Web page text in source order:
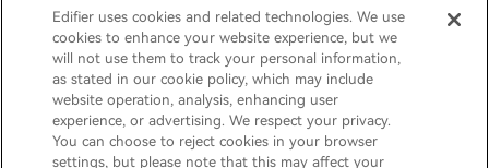
Draadloze luidsprekers
Neem contact met ons op
Sociale verantwoordelijkheden
Ons verhaal
Pers
Regionale distributeurs
Word distributeur
EDIFIERAIRPULSESTAXHECATE
Netherlands / Nederlands
Edifier uses cookies and related technologies. We use
cookies to enhance your website experience, but we
will not use them to track your personal information,
as stated in our cookie policy, which may include
website operation, analysis, enhancing user
experience, or advertising. We respect your privacy.
You can choose to reject cookies in your browser
settings, but please note that this may affect your